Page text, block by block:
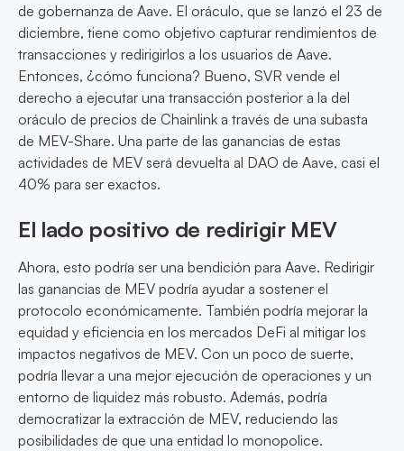
de gobernanza de Aave. El oráculo, que se lanzó el 23 de
diciembre, tiene como objetivo capturar rendimientos de
transacciones y redirigirlos a los usuarios de Aave.
Entonces, ¿cómo funciona? Bueno, SVR vende el
derecho a ejecutar una transacción posterior a la del
oráculo de precios de Chainlink a través de una subasta
de MEV-Share. Una parte de las ganancias de estas
actividades de MEV será devuelta al DAO de Aave, casi el
40% para ser exactos.
El lado positivo de redirigir MEV
Ahora, esto podría ser una bendición para Aave. Redirigir
las ganancias de MEV podría ayudar a sostener el
protocolo económicamente. También podría mejorar la
equidad y eficiencia en los mercados DeFi al mitigar los
impactos negativos de MEV. Con un poco de suerte,
podría llevar a una mejor ejecución de operaciones y un
entorno de liquidez más robusto. Además, podría
democratizar la extracción de MEV, reduciendo las
posibilidades de que una entidad lo monopolice.